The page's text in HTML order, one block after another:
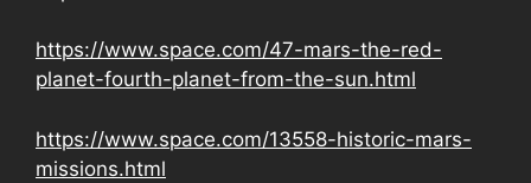
https://www.space.com/47-mars-the-red-
planet-fourth-planet-from-the-sun.html
https://www.space.com/13558-historic-mars-
missions.html